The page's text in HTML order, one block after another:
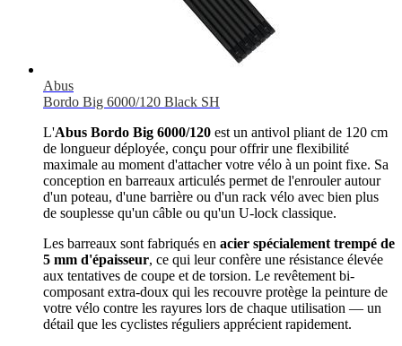
Abus
Bordo Big 6000/120 Black SH
L'Abus Bordo Big 6000/120 est un antivol pliant de 120 cm
de longueur déployée, conçu pour offrir une flexibilité
maximale au moment d'attacher votre vélo à un point fixe. Sa
conception en barreaux articulés permet de l'enrouler autour
d'un poteau, d'une barrière ou d'un rack vélo avec bien plus
de souplesse qu'un câble ou qu'un U-lock classique.
Les barreaux sont fabriqués en acier spécialement trempé de
5 mm d'épaisseur, ce qui leur confère une résistance élevée
aux tentatives de coupe et de torsion. Le revêtement bi-
composant extra-doux qui les recouvre protège la peinture de
votre vélo contre les rayures lors de chaque utilisation — un
détail que les cyclistes réguliers apprécient rapidement.